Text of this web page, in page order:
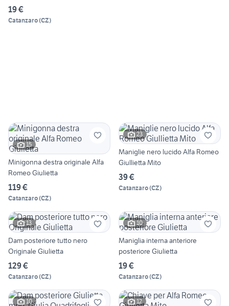
19 €
Catanzaro(CZ)
15
Minigonna destra originale Alfa
Romeo Giulietta
119 €
Catanzaro(CZ)
23
Maniglie nero lucido Alfa Romeo
Giullietta Mito
39 €
Catanzaro(CZ)
13
Dam posteriore tutto nero
Originale Giulietta
129 €
Catanzaro(CZ)
10
Maniglia interna anteriore
posteriore Giulietta
19 €
Catanzaro(CZ)
10 12